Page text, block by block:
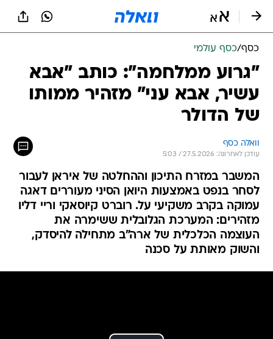
כסף/כסף עולמי
"גרוע ממלחמה": כותב "אבא
עשיר, אבא עני" מזהיר ממותו
של הדולר
וואלה כסף
עודכן לאחרונה: 27.5.2026 / 5:03
המשבר במזרח התיכון וההחלטה של איראן לעבור
לסחר בנפט באמצעות היואן הסיני מעוררים דאגה
עמוקה בקרב משקיעי על. רוברט קיוסאקי וריי דליו
מזהירים: המערכת הגלובלית ששימרה את
העוצמה הכלכלית של ארה"ב מתחילה להיסדק,
והשוק מאותת על סכנה